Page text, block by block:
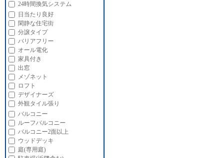
24時間換気システム
日当たり良好
閑静な住宅街
分譲タイプ
バリアフリー
オール電化
家具付き
出窓
メゾネット
ロフト
デザイナーズ
外観タイル張り
バルコニー
ルーフバルコニー
バルコニー2面以上
ウッドデッキ
庭(専用庭)